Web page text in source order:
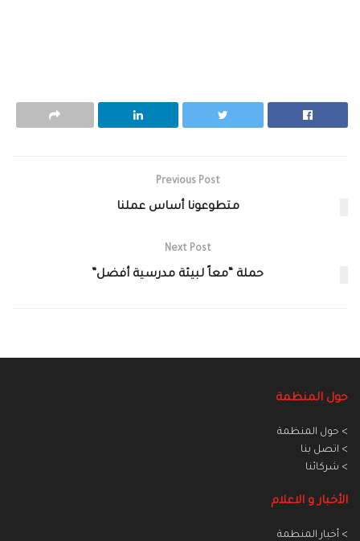
Previous Post
متطوعونا أساس عملنا
Next Post
حملة “معاً لبيئة مدرسية أفضل”
حول المنظمة
> حول المنظمة
> اتصل بنا
> شركائنا
الأخبار و الاعلام
> أخبار المنطمة